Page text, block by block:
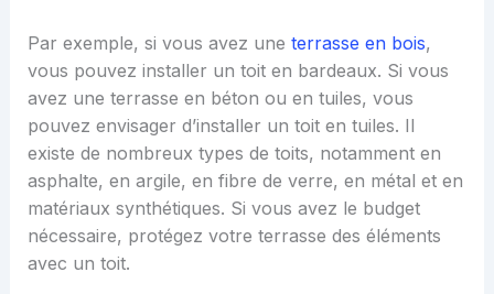
Par exemple, si vous avez une terrasse en bois,
vous pouvez installer un toit en bardeaux. Si vous
avez une terrasse en béton ou en tuiles, vous
pouvez envisager d’installer un toit en tuiles. Il
existe de nombreux types de toits, notamment en
asphalte, en argile, en fibre de verre, en métal et en
matériaux synthétiques. Si vous avez le budget
nécessaire, protégez votre terrasse des éléments
avec un toit.